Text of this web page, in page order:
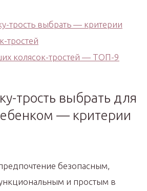
трость выбрать — критерии
тростей
колясок-тростей — ТОП-9
трость выбрать для
— критерии
безопасным,
и простым в